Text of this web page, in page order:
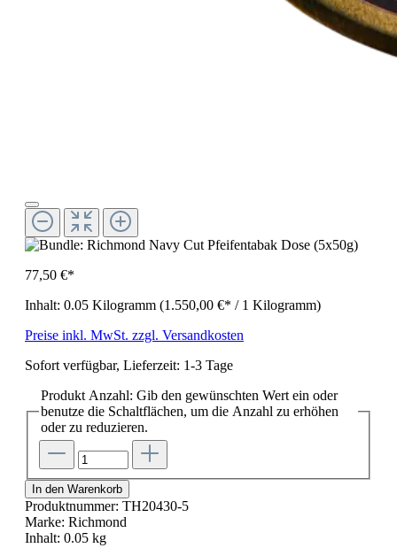
77,50 €*
Inhalt: 0.05 Kilogramm (1.550,00 €* / 1 Kilogramm)
Preise inkl. MwSt. zzgl. Versandkosten
Sofort verfügbar, Lieferzeit: 1-3 Tage
Produkt Anzahl: Gib den gewünschten Wert ein oder
benutze die Schaltflächen, um die Anzahl zu erhöhen
oder zu reduzieren.
In den Warenkorb
Produktnummer: TH20430-5
Marke: Richmond
Inhalt: 0.05 kg